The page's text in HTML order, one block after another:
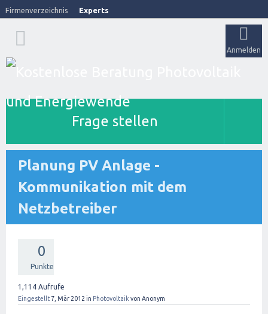
Firmenverzeichnis Experts
Anmelden
Frage stellen
Planung PV Anlage -
Kommunikation mit dem
Netzbetreiber
0
Punkte
1,114 Aufrufe
Eingestellt7, Mär 2012 in Photovoltaik von Anonym